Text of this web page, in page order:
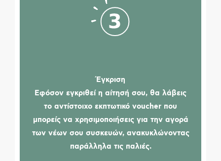
Έγκριση
Εφόσον εγκριθεί η αίτησή σου, θα λάβεις
το αντίστοιχο εκπτωτικό voucher που
μπορείς να χρησιμοποιήσεις για την αγορά
των νέων σου συσκευών, ανακυκλώνοντας
παράλληλα τις παλιές.